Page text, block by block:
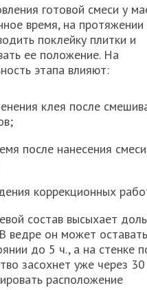
готовой смеси у
время, на протяжении
поклейку плитки и
ее положение. На
этапа влияют:
клея после
после нанесения
коррекционных
состав высыхает
ведре он может
до 5 ч., а на стенке
засохнет уже через
расположение